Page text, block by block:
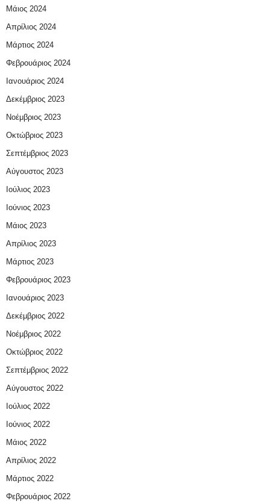
Μάιος 2024
Απρίλιος 2024
Μάρτιος 2024
Φεβρουάριος 2024
Ιανουάριος 2024
Δεκέμβριος 2023
Νοέμβριος 2023
Οκτώβριος 2023
Σεπτέμβριος 2023
Αύγουστος 2023
Ιούλιος 2023
Ιούνιος 2023
Μάιος 2023
Απρίλιος 2023
Μάρτιος 2023
Φεβρουάριος 2023
Ιανουάριος 2023
Δεκέμβριος 2022
Νοέμβριος 2022
Οκτώβριος 2022
Σεπτέμβριος 2022
Αύγουστος 2022
Ιούλιος 2022
Ιούνιος 2022
Μάιος 2022
Απρίλιος 2022
Μάρτιος 2022
Φεβρουάριος 2022